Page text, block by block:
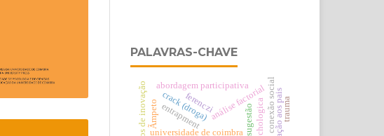
PALAVRAS-CHAVE
universidade de coimbra psychologica
análise factorial
entrapment
crack (droga)
abordagem participativa conexão social
ferenczi trauma
Ãmpeto